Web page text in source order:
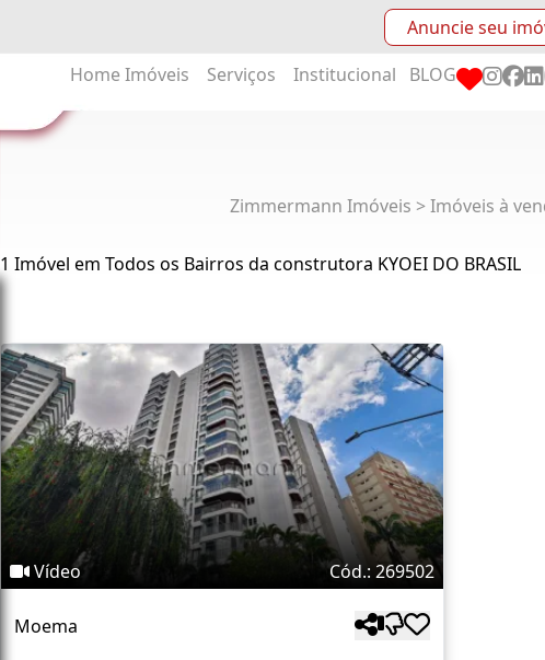
Anuncie seu
Home Imóveis Serviços Institucional BLOG
Zimmermann Imóveis > Imóveis à
1 Imóvel em Todos os Bairros da construtora KYOEI DO BRASIL
Vídeo Cód.: 269502
Moema